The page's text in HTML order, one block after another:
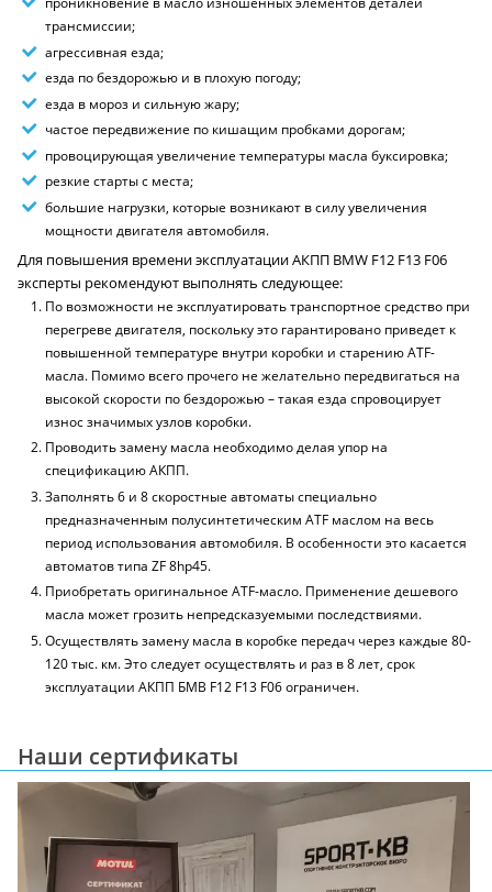
трансмиссии;
агрессивная езда;
езда по бездорожью и в плохую погоду;
езда в мороз и сильную жару;
частое передвижение по кишащим пробками дорогам;
провоцирующая увеличение температуры масла буксировка;
резкие старты с места;
большие нагрузки, которые возникают в силу увеличения
мощности двигателя автомобиля.
Для повышения времени эксплуатации АКПП BMW F12 F13 F06
эксперты рекомендуют выполнять следующее:
По возможности не эксплуатировать транспортное средство при
перегреве двигателя, поскольку это гарантировано приведет к
повышенной температуре внутри коробки и старению ATF-
масла. Помимо всего прочего не желательно передвигаться на
высокой скорости по бездорожью – такая езда спровоцирует
износ значимых узлов коробки.
Проводить замену масла необходимо делая упор на
спецификацию АКПП.
Заполнять 6 и 8 скоростные автоматы специально
предназначенным полусинтетическим ATF маслом на весь
период использования автомобиля. В особенности это касается
автоматов типа ZF 8hp45.
Приобретать оригинальное ATF-масло. Применение дешевого
масла может грозить непредсказуемыми последствиями.
Осуществлять замену масла в коробке передач через каждые 80-
120 тыс. км. Это следует осуществлять и раз в 8 лет, срок
эксплуатации АКПП БМВ F12 F13 F06 ограничен.
Наши сертификаты